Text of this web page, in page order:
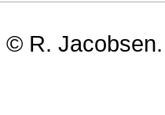
© R.